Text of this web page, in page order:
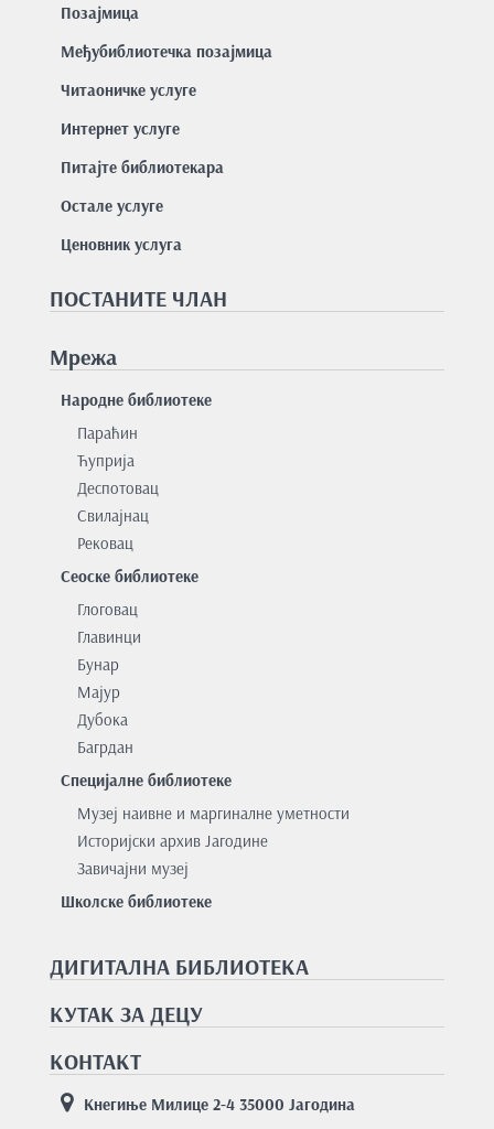
Позајмицa
Међубиблиотечка позајмица
Читаоничке услуге
Интернет услуге
Питајте библиотекара
Остале услуге
Ценовник услуга
ПОСТАНИТЕ ЧЛАН
Мрежа
Народне библиотеке
Параћин
Ћуприја
Деспотовац
Свилајнац
Рековац
Сеоске библиотеке
Глоговац
Главинци
Бунар
Мајур
Дубока
Багрдан
Специјалне библиотеке
Музеј наивне и маргиналне уметности
Историјски архив Јагодине
Завичајни музеј
Школске библиотеке
ДИГИТАЛНА БИБЛИОТЕКА
КУТАК ЗА ДЕЦУ
КОНТАКТ
Кнегиње Милице 2-4 35000 Јагодина